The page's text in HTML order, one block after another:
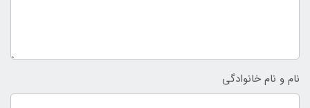
نام و نام خانوادگی